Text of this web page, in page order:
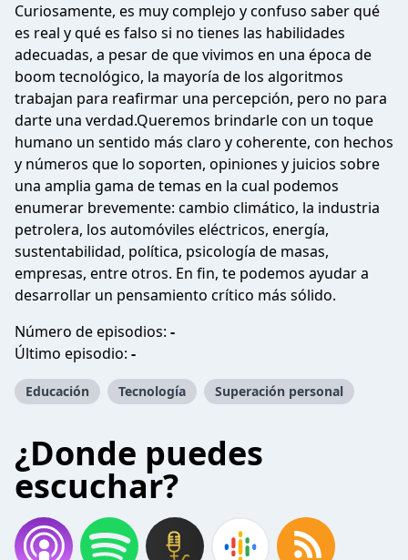
Curiosamente, es muy complejo y confuso saber qué
es real y qué es falso si no tienes las habilidades
adecuadas, a pesar de que vivimos en una época de
boom tecnológico, la mayoría de los algoritmos
trabajan para reafirmar una percepción, pero no para
darte una verdad.Queremos brindarle con un toque
humano un sentido más claro y coherente, con hechos
y números que lo soporten, opiniones y juicios sobre
una amplia gama de temas en la cual podemos
enumerar brevemente: cambio climático, la industria
petrolera, los automóviles eléctricos, energía,
sustentabilidad, política, psicología de masas,
empresas, entre otros. En fin, te podemos ayudar a
desarrollar un pensamiento crítico más sólido.
Número de episodios: -
Último episodio: -
Educación Tecnología Superación personal
¿Donde puedes
escuchar?